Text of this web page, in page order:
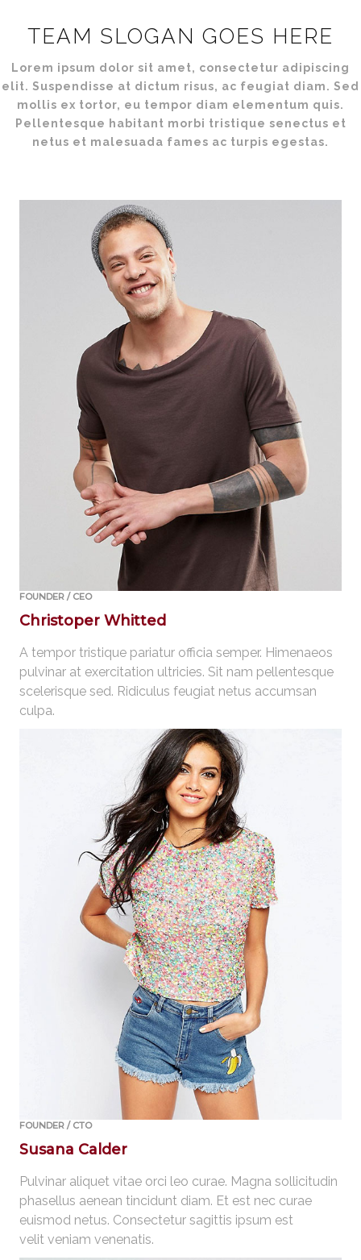
TEAM SLOGAN GOES HERE
Lorem ipsum dolor sit amet, consectetur adipiscing
elit. Suspendisse at dictum risus, ac feugiat diam. Sed
mollis ex tortor, eu tempor diam elementum quis.
Pellentesque habitant morbi tristique senectus et
netus et malesuada fames ac turpis egestas.
FOUNDER / CEO
Christoper Whitted
A tempor tristique pariatur officia semper. Himenaeos
pulvinar at exercitation ultricies. Sit nam pellentesque
scelerisque sed. Ridiculus feugiat netus accumsan
culpa.
FOUNDER / CTO
Susana Calder
Pulvinar aliquet vitae orci leo curae. Magna sollicitudin
phasellus aenean tincidunt diam. Et est nec curae
euismod netus. Consectetur sagittis ipsum est
velit veniam venenatis.